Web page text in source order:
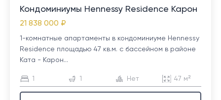
Кондоминиумы Hennessy Residence Карон
21 838 000 ₽
1-комнатные апартаменты в кондоминиуме Hennessy
Residence площадью 47 кв.м. с бассейном в районе
Ката - Карон...
1 1 Нет 47 м²